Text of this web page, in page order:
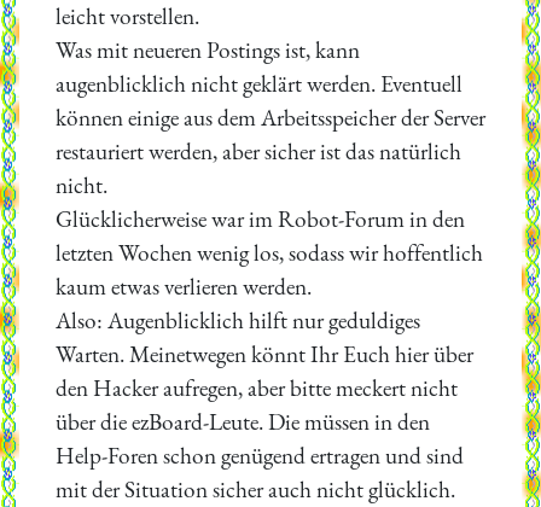
leicht vorstellen.
Was mit neueren Postings ist, kann
augenblicklich nicht geklärt werden. Eventuell
können einige aus dem Arbeitsspeicher der Server
restauriert werden, aber sicher ist das natürlich
nicht.
Glücklicherweise war im Robot-Forum in den
letzten Wochen wenig los, sodass wir hoffentlich
kaum etwas verlieren werden.
Also: Augenblicklich hilft nur geduldiges
Warten. Meinetwegen könnt Ihr Euch hier über
den Hacker aufregen, aber bitte meckert nicht
über die ezBoard-Leute. Die müssen in den
Help-Foren schon genügend ertragen und sind
mit der Situation sicher auch nicht glücklich.